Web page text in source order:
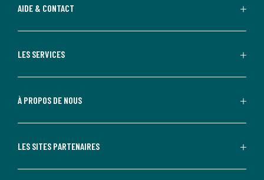
AIDE & CONTACT
LES SERVICES
À PROPOS DE NOUS
LES SITES PARTENAIRES